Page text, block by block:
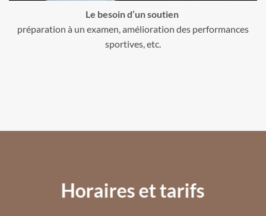
Le besoin d’un soutien
préparation à un examen, amélioration des performances
sportives, etc.
Horaires et tarifs